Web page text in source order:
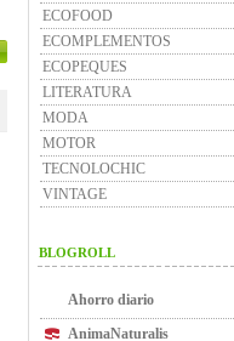
ECOFOOD
ECOMPLEMENTOS
ECOPEQUES
LITERATURA
MODA
MOTOR
TECNOLOCHIC
VINTAGE
BLOGROLL
Ahorro diario
AnimaNaturalis